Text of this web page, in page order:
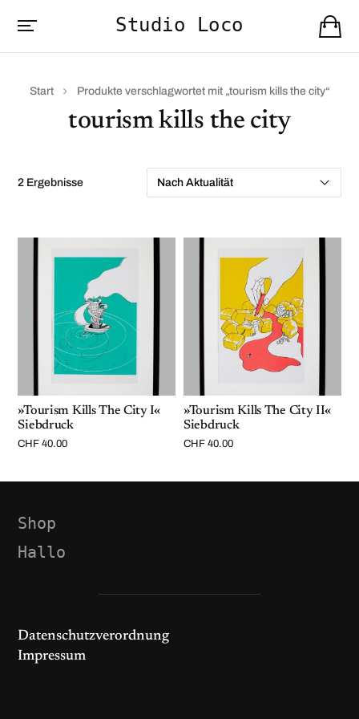
Studio Loco
Start Produkte verschlagwortet mit „tourism kills the city“
tourism kills the city
2 Ergebnisse
»Tourism Kills The City I«
Siebdruck
CHF 40.00
»Tourism Kills The City II«
Siebdruck
CHF 40.00
Shop
Hallo
Datenschutzverordnung
Impressum